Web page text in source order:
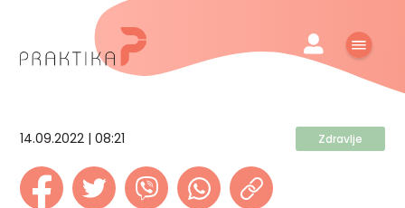
14.09.2022 | 08:21 Zdravlje